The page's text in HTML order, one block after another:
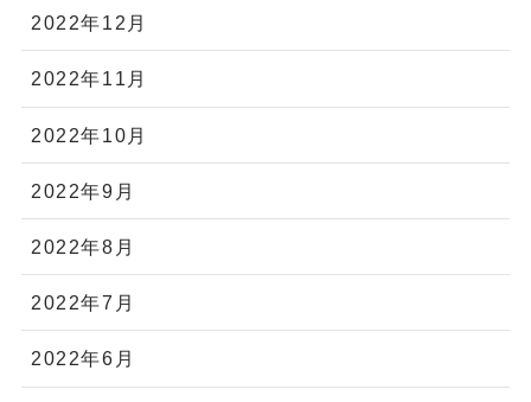
2022年12月
2022年11月
2022年10月
2022年9月
2022年8月
2022年7月
2022年6月